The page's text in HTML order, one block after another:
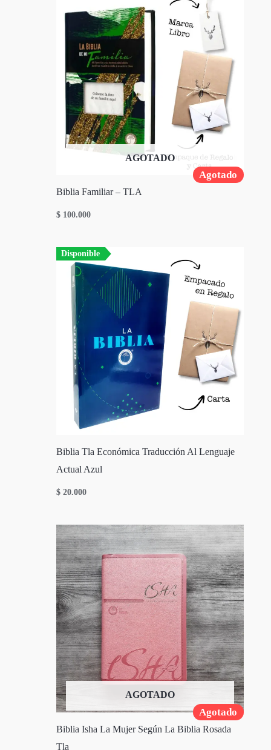
Agotado
AGOTADO
Biblia Familiar – TLA
$ 100.000
Disponible
Biblia Tla Económica Traducción Al Lenguaje
Actual Azul
$ 20.000
Agotado
AGOTADO
Biblia Isha La Mujer Según La Biblia Rosada
Tla